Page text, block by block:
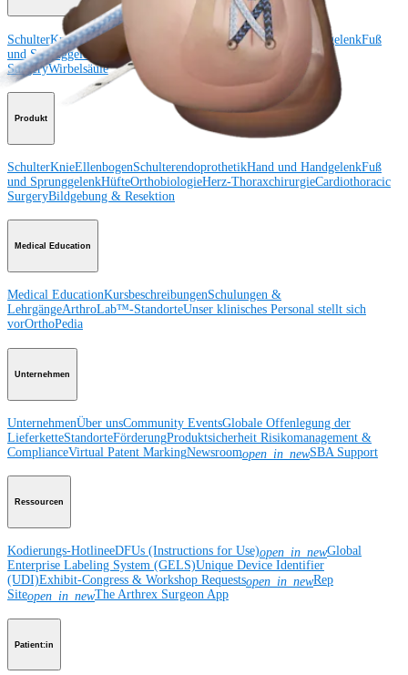
SchulterKnieEllenbogen Schulterendoprothetik Hand und HandgelenkFuß
und Sprunggelenk
Trauma Orthobiologie
Cardiothoracic
SurgeryWirbelsäule
Produkt
SchulterKnieEllenbogenSchulterendoprothetikHand und HandgelenkFuß
und SprunggelenkHüfteOrthobiologieHerz-ThoraxchirurgieCardiothoracic
SurgeryBildgebung & Resektion
Medical Education
Medical EducationKursbeschreibungenSchulungen &
LehrgängeArthroLab™-StandorteUnser klinisches Personal stellt sich
vorOrthoPedia
Unternehmen
UnternehmenÜber unsCommunity EventsGlobale Offenlegung der
LieferketteStandorteFörderungProduktsicherheit Risikomanagement &
ComplianceVirtual Patent MarkingNewsroomopen_in_newSBA Support
Ressourcen
Kodierungs-HotlineeDFUs (Instructions for Use)open_in_newGlobal
Enterprise Labeling System (GELS)Unique Device Identifier
(UDI)Exhibit-Congress & Workshop Requestsopen_in_newRep
Siteopen_in_newThe Arthrex Surgeon App
Patient:in